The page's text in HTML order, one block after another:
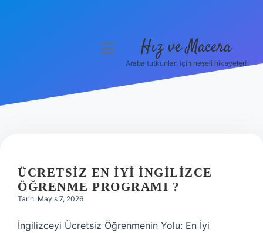
Hakkımızda
menüyü
Hız ve Macera
Araba tutkunları için neşeli hikayeler!
ÜCRETSIZ EN IYI İNGILIZCE
ÖĞRENME PROGRAMI ?
Tarih: Mayıs 7, 2026
İngilizceyi Ücretsiz Öğrenmenin Yolu: En İyi